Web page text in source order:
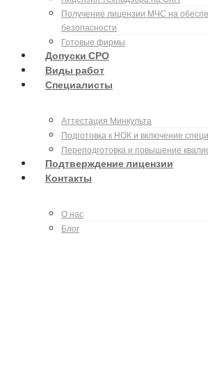
Получение лицензии МЧС на
безопасности
Готовые фирмы
Допуски СРО
Виды работ
Специалисты
Аттестация Минкульта
Подготовка к НОК и включение
Переподготовка и повышение
Подтверждение лицензии
Контакты
О нас
Блог